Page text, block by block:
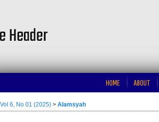
HOME ABOUT
Vol 6, No 01 (2025) > Alamsyah